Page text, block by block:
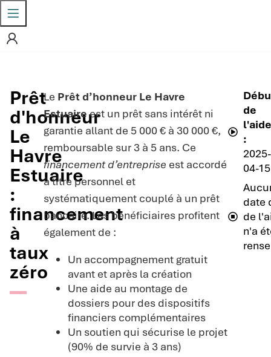
Prêt
d'honneur
Le
Havre
Estuaire
:
financement
à
taux
zéro
Le Prêt d’honneur Le Havre
Estuaireest un prêt sans intérêt ni
garantie allant de 5 000 € à 30 000 €,
remboursable sur 3 à 5 ans. Ce
financement d’entreprise est accordé
à titre personnel et
systématiquement couplé à un prêt
bancaire. Les bénéficiaires profitent
également de :
Un accompagnement gratuit
avant et après la création
Une aide au montage de
dossiers pour des dispositifs
financiers complémentaires
Un soutien qui sécurise le projet
(90% de survie à 3 ans)
de
l'aide
:
2025-
04-15
date
de
n'a